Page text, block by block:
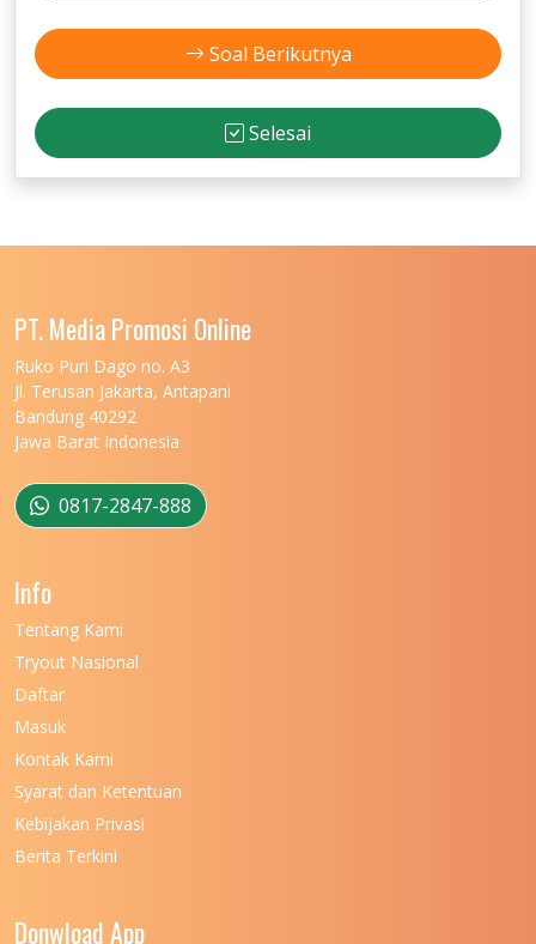
Soal Berikutnya
Selesai
PT. Media Promosi Online
Ruko Puri Dago no. A3
Jl. Terusan Jakarta, Antapani
Bandung 40292
Jawa Barat Indonesia
0817-2847-888
Info
Tentang Kami
Tryout Nasional
Daftar
Masuk
Kontak Kami
Syarat dan Ketentuan
Kebijakan Privasi
Berita Terkini
Donwload App